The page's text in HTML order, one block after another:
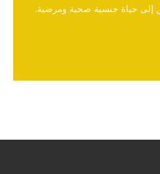
إلى حياة جنسية صحية ومرضية.